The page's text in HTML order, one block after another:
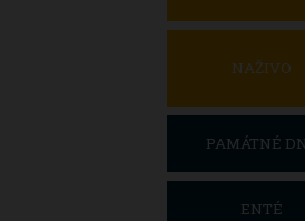
NAŽIVO
PAMÁTNÉ
ENTÉ